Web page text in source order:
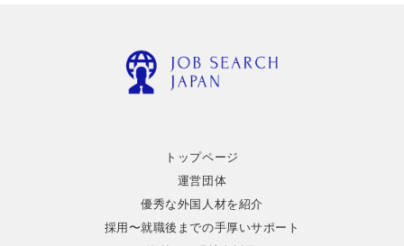
トップページ
運営団体
優秀な外国人材を紹介
採用〜就職後までの手厚いサポート